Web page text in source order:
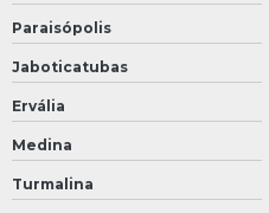
Paraisópolis
Jaboticatubas
Ervália
Medina
Turmalina